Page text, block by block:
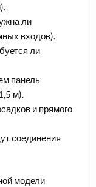
ли
входов).
ли
панель
м).
и прямого
соединения
модели